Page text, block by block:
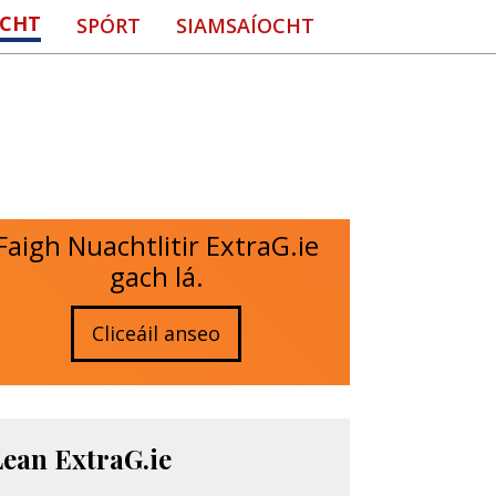
SPÓRT SIAMSAÍOCHT
Nuachtlitir ExtraG.ie
gach lá.
Cliceáil anseo
ExtraG.ie